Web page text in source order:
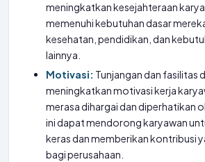
meningkatkan kesejahteraan
memenuhi kebutuhan dasar
kesehatan, pendidikan, dan
lainnya.
Motivasi: Tunjangan dan fasilitas
meningkatkan motivasi kerja
merasa dihargai dan diperhatikan
ini dapat mendorong karyawan
keras dan memberikan kontribusi
bagi perusahaan.